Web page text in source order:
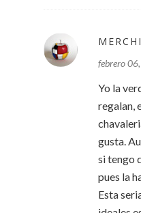
MERCHI
febrero
Yo la
regalan,
gusta.
si tengo
pues la
Esta